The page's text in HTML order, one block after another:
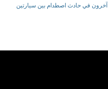
س ب لقي شخصان مصرعهما و أصيب 04 آخرون في حادث اصطدام بين سيارتين